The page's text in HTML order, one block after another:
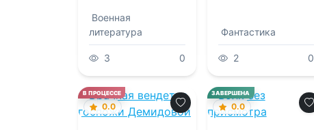
Конторович
Военная
литература
3 0
Фантастика
2 0
В ПРОЦЕССЕ
0.0
ЗАВЕРШЕНА
0.0